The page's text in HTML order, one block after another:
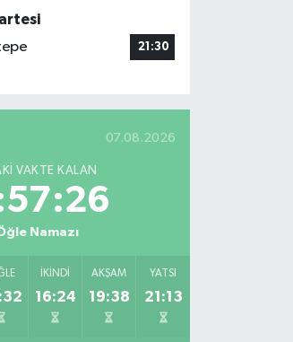
21:30
07.08.2026
VAKTE KALAN
Namazı
İKINDI
16:24
AKŞAM
19:38
YATSI
21:13